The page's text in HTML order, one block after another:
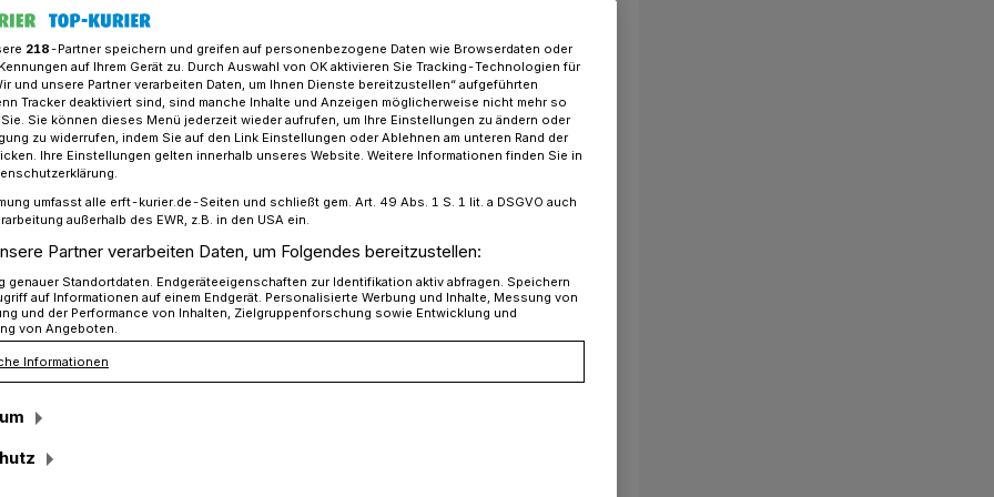
Philipp Sieben im Interview
Sieben im Interview
das wird
bei der Kommunalwahl am 14.
Bürgermeisters an: Tobias
Sieben (parteilos, unterstützt von
Bürgermeister Harald Zillikens (CDU).
nachgefragt, warum sie sich
218-Partner speichern und greifen auf personenbezogene Daten wie Browserdaten oder
auf Ihrem Gerät zu. Durch Auswahl von OK aktivieren Sie Tracking-Technologien für
und unsere Partner verarbeiten Daten, um Ihnen Dienste bereitzustellen“ aufgeführten
Tracker deaktiviert sind, sind manche Inhalte und Anzeigen möglicherweise nicht mehr so
Sie können dieses Menü jederzeit wieder aufrufen, um Ihre Einstellungen zu ändern oder
zu widerrufen, indem Sie auf den Link Einstellungen oder Ablehnen am unteren Rand der
Ihre Einstellungen gelten innerhalb unseres Website. Weitere Informationen finden Sie in
umfasst alle erft-kurier.de-Seiten und schließt gem. Art. 49 Abs. 1 S. 1 lit. a DSGVO auch
außerhalb des EWR, z.B. in den USA ein.
Partner verarbeiten Daten, um Folgendes bereitzustellen:
genauer Standortdaten. Endgeräteeigenschaften zur Identifikation aktiv abfragen. Speichern
auf Informationen auf einem Endgerät. Personalisierte Werbung und Inhalte, Messung von
und der Performance von Inhalten, Zielgruppenforschung sowie Entwicklung und
von Angeboten.
Informationen